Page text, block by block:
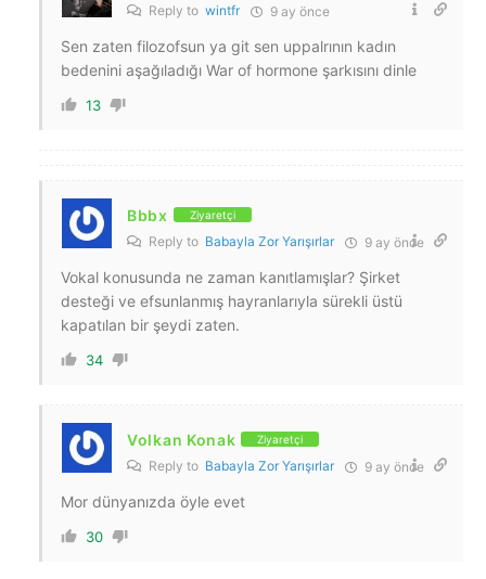
Reply to wintfr 9 ay önce
Sen zaten filozofsun ya git sen uppalrının kadın
bedenini aşağıladığı War of hormone şarkısını dinle
13
Bbbx Ziyaretçi
Reply to Babayla Zor Yarışırlar 9 ay önce
Vokal konusunda ne zaman kanıtlamışlar? Şirket
desteği ve efsunlanmış hayranlarıyla sürekli üstü
kapatılan bir şeydi zaten.
34
Volkan Konak Ziyaretçi
Reply to Babayla Zor Yarışırlar 9 ay önce
Mor dünyanızda öyle evet
30